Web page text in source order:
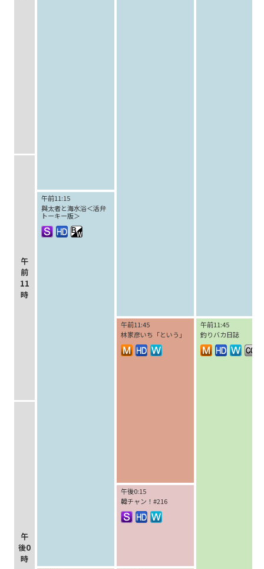
午
前
11
時
午前11:15
與太者と海水浴＜活弁
トーキー版＞
午前11:45
林家彦いち「という」
午前11:45
釣りバカ日誌
午
後0
時
午後0:15
韓チャン！#216